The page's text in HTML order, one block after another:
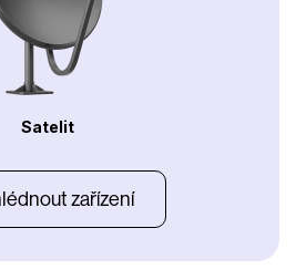
Satelit
zařízení